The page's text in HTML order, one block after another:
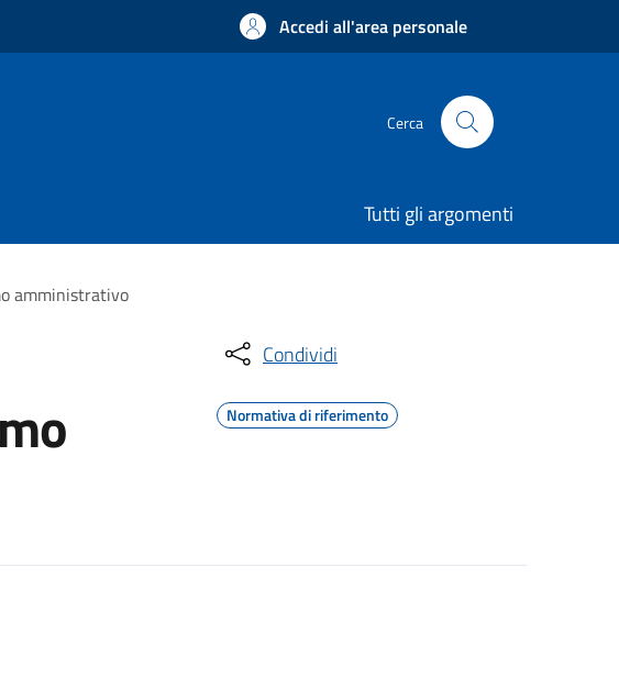
Accedi all'area personale
Cerca
Tutti gli argomenti
amministrativo
Condividi
Normativa di riferimento